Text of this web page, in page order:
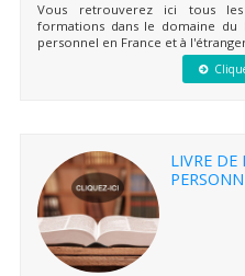
Vous retrouverez ici tous les
formations dans le domaine
personnel en France et à
LIVRE DE